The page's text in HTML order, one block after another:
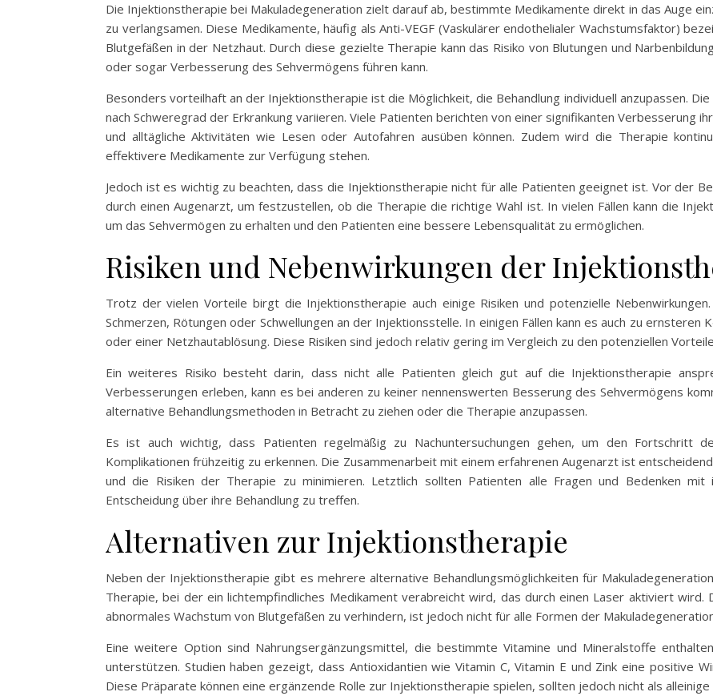
Die Injektionstherapie bei Makuladegeneration zielt darauf ab, bestimmte Medikamente direkt in das Auge
zu verlangsamen. Diese Medikamente, häufig als Anti-VEGF (Vaskulärer endothelialer Wachstumsfaktor)
Blutgefäßen in der Netzhaut. Durch diese gezielte Therapie kann das Risiko von Blutungen und
oder sogar Verbesserung des Sehvermögens führen kann.
Besonders vorteilhaft an der Injektionstherapie ist die Möglichkeit, die Behandlung individuell anzupassen.
nach Schweregrad der Erkrankung variieren. Viele Patienten berichten von einer signifikanten Verbesserung
und alltägliche Aktivitäten wie Lesen oder Autofahren ausüben können. Zudem wird die Therapie
effektivere Medikamente zur Verfügung stehen.
Jedoch ist es wichtig zu beachten, dass die Injektionstherapie nicht für alle Patienten geeignet ist. Vor der
durch einen Augenarzt, um festzustellen, ob die Therapie die richtige Wahl ist. In vielen Fällen kann die
um das Sehvermögen zu erhalten und den Patienten eine bessere Lebensqualität zu ermöglichen.
Risiken und Nebenwirkungen der
Trotz der vielen Vorteile birgt die Injektionstherapie auch einige Risiken und potenzielle
Schmerzen, Rötungen oder Schwellungen an der Injektionsstelle. In einigen Fällen kann es auch zu ernsteren
oder einer Netzhautablösung. Diese Risiken sind jedoch relativ gering im Vergleich zu den potenziellen
Ein weiteres Risiko besteht darin, dass nicht alle Patienten gleich gut auf die Injektionstherapie
Verbesserungen erleben, kann es bei anderen zu keiner nennenswerten Besserung des Sehvermögens
alternative Behandlungsmethoden in Betracht zu ziehen oder die Therapie anzupassen.
Es ist auch wichtig, dass Patienten regelmäßig zu Nachuntersuchungen gehen, um den Fortschritt
Komplikationen frühzeitig zu erkennen. Die Zusammenarbeit mit einem erfahrenen Augenarzt ist
und die Risiken der Therapie zu minimieren. Letztlich sollten Patienten alle Fragen und Bedenken
Entscheidung über ihre Behandlung zu treffen.
Alternativen zur Injektionstherapie
Neben der Injektionstherapie gibt es mehrere alternative Behandlungsmöglichkeiten für
Therapie, bei der ein lichtempfindliches Medikament verabreicht wird, das durch einen Laser aktiviert wird.
abnormales Wachstum von Blutgefäßen zu verhindern, ist jedoch nicht für alle Formen der
Eine weitere Option sind Nahrungsergänzungsmittel, die bestimmte Vitamine und Mineralstoffe
unterstützen. Studien haben gezeigt, dass Antioxidantien wie Vitamin C, Vitamin E und Zink eine positive
Diese Präparate können eine ergänzende Rolle zur Injektionstherapie spielen, sollten jedoch nicht als